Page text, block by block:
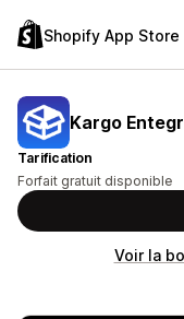
Shopify App Store
Kargo
Tarification
Forfait gratuit disponible
Voir la